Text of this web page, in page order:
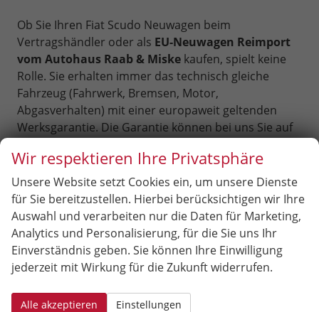
Ob Sie Ihren Fiat Scudo Neuwagen beim
Vertragshändler oder als EU-Neuwagen Reimport
vom Autohaus Raab & Miske kaufen, spielt keine
Rolle. Sie erhalten immer das technisch gleiche
Fahrzeug (Fahrwerk, Bremsen, Motor,
Abgasverhalten) mit einer europaweit geltenden
Werksgarantie. Die Garantie können bei uns Sie auf
Die Argumente für den Kauf eines Fiat
Scudo als EU-Reimport vom Autohaus
Raab & Miske:
Kaufvertrag nach deutschem Recht
keine Anzahlung bei Bestellung
unkomplizierte Inzahlungnahme Ihres
Wir respektieren Ihre Privatsphäre
Unsere Website setzt Cookies ein, um unsere Dienste
für Sie bereitzustellen. Hierbei berücksichtigen wir Ihre
Auswahl und verarbeiten nur die Daten für Marketing,
Analytics und Personalisierung, für die Sie uns Ihr
Einverständnis geben. Sie können Ihre Einwilligung
jederzeit mit Wirkung für die Zukunft widerrufen.
Alle akzeptieren Einstellungen